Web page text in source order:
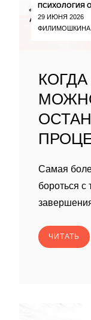
ПСИХОЛОГИЯ
29 ИЮНЯ 2026
ФИЛИМОШКИНА
Самая
бороться
ЧИТАТЬ